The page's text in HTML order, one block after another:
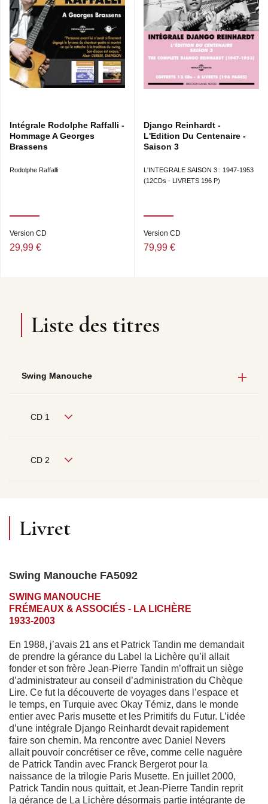
Azzolla/Galliano • La bande des trois Boulou et Elios Ferré
• Un swing à deux Annie Papin • Mr Grappelli Mlle Swing •
La roulotte Louis Corchia • Roses de Picardie Rodolphe
Raffalli/Christian Escoudé • Nany Jean Corti • De partout
et d’ailleurs Claude Bolling/Stéphane Grappelli • Rue de la
Chine Marcel Azzolla/Didi Duprat • Passez la monnaie Les
Primitifs du futur.
Intégrale Rodolphe Raffalli -
Hommage A Georges
Brassens
Rodolphe Raffalli
Version CD
29,99 €
Django Reinhardt -
L'Edition Du Centenaire -
Saison 3
L'INTEGRALE SAISON 3 : 1947-1953
(12CDs - LIVRETS 196 P)
Version CD
79,99 €
Liste des titres
Swing Manouche
CD 1
CD 2
Livret
Swing Manouche FA5092
SWING MANOUCHE
FRÉMEAUX & ASSOCIÉS - LA LICHÈRE
1933-2003
En 1988, j’avais 21 ans et Patrick Tandin me demandait
de prendre la gé­rance du Label la Lichère qu’il allait
fonder et son frère Jean-Pierre Tandin m’offrait un siège
d’administrateur au conseil d’administration du Chèque
Lire. Ce fut la découverte de voyages dans l’espace et
le temps, en Turquie avec Okay Témiz, dans le monde
entier avec Paris musette et les Primitifs du Futur. L’idée
d’une intégrale Django Reinhardt devait rapidement
faire son chemin. Ma rencontre avec Daniel Nevers
allait pouvoir concrétiser ce rêve, comme celle naguère
de Patrick Tandin avec Franck Bergerot pour la
naissance de la trilogie Paris Musette. En juillet 2000,
Patrick Tandin nous quittait, et Jean-Pierre Tandin reprit
la gérance de La Lichère désormais partie intégrante de